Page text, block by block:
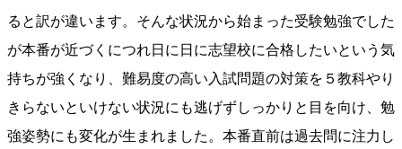
ると訳が違います。そんな状況から始まった受験勉強でした
が本番が近づくにつれ日に日に志望校に合格したいという気
持ちが強くなり、難易度の高い入試問題の対策を５教科やり
きらないといけない状況にも逃げずしっかりと目を向け、勉
強姿勢にも変化が生まれました。本番直前は過去問に注力し